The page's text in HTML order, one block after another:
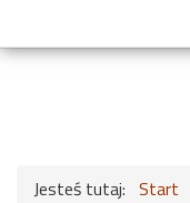
Jesteś tutaj: Start